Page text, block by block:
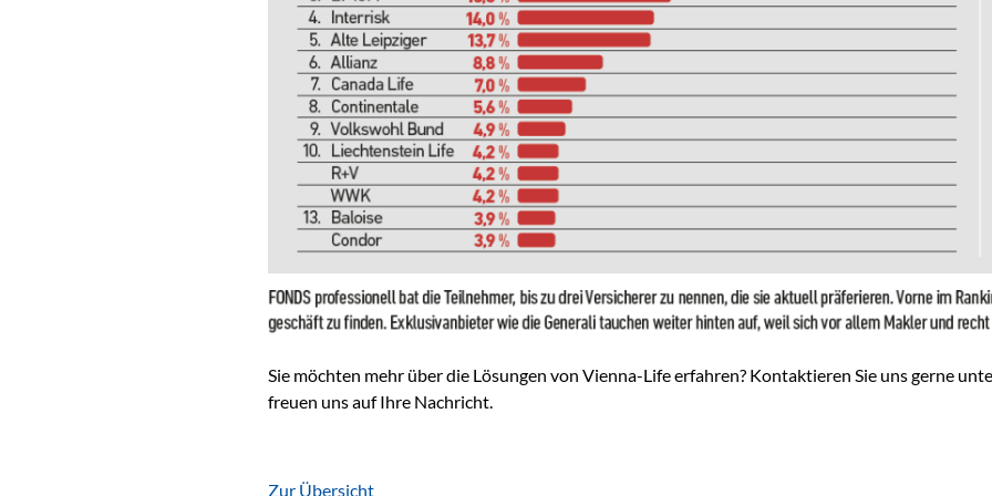
Sie möchten mehr über die Lösungen von Vienna-Life erfahren? Kontaktieren Sie uns gerne
freuen uns auf Ihre Nachricht.
Zur Übersicht